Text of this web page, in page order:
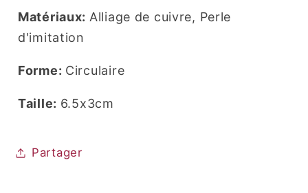
Matériaux: Alliage de cuivre, Perle
d'imitation
Forme: Circulaire
Taille: 6.5x3cm
Partager